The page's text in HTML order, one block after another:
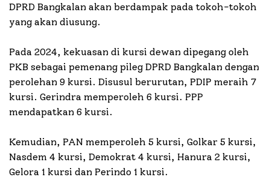
DPRD Bangkalan akan berdampak pada tokoh-tokoh
yang akan diusung.
Pada 2024, kekuasan di kursi dewan dipegang oleh
PKB sebagai pemenang pileg DPRD Bangkalan dengan
perolehan 9 kursi. Disusul berurutan, PDIP meraih 7
kursi. Gerindra memperoleh 6 kursi. PPP
mendapatkan 6 kursi.
Kemudian, PAN memperoleh 5 kursi, Golkar 5 kursi,
Nasdem 4 kursi, Demokrat 4 kursi, Hanura 2 kursi,
Gelora 1 kursi dan Perindo 1 kursi.